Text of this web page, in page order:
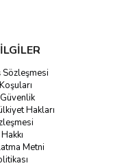
Sözleşmesi
Hakları
Metni